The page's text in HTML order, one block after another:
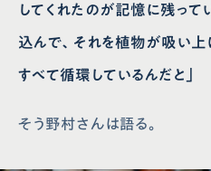
してくれたのが記憶に残って
込んで、それを植物が吸い上
すべて循環しているんだと」
そう野村さんは語る。